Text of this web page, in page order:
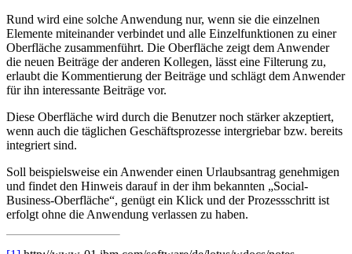
Rund wird eine solche Anwendung nur, wenn sie die einzelnen
Elemente miteinander verbindet und alle Einzelfunktionen zu einer
Oberfläche zusammenführt. Die Oberfläche zeigt dem Anwender
die neuen Beiträge der anderen Kollegen, lässt eine Filterung zu,
erlaubt die Kommentierung der Beiträge und schlägt dem Anwender
für ihn interessante Beiträge vor.
Diese Oberfläche wird durch die Benutzer noch stärker ak­zep­tiert,
wenn auch die täglichen Geschäftsprozesse intergriebar bzw. bereits
integriert sind.
Soll beispielsweise ein Anwender einen Urlaubsantrag genehmigen
und findet den Hinweis darauf in der ihm be­kann­ten „Social-
Business-Oberfläche“, genügt ein Klick und der Prozess­schritt ist
erfolgt ohne die Anwendung verlassen zu haben.